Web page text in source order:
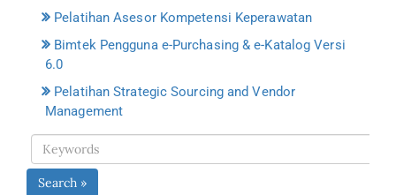
Pelatihan Asesor Kompetensi Keperawatan
Bimtek Pengguna e-Purchasing & e-Katalog Versi
6.0
Pelatihan Strategic Sourcing and Vendor
Management
Search »